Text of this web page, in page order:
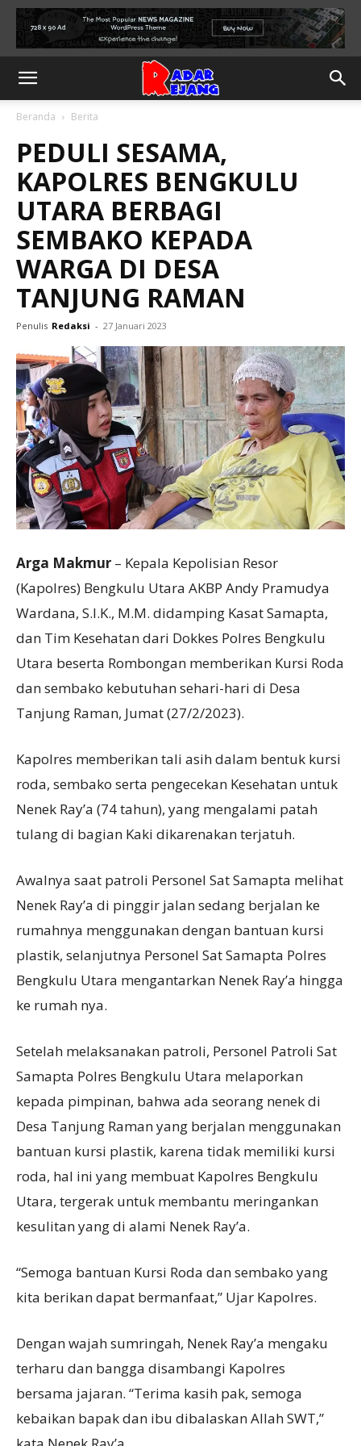
Beranda Berita
PEDULI SESAMA,
KAPOLRES BENGKULU
UTARA BERBAGI
SEMBAKO KEPADA
WARGA DI DESA
TANJUNG RAMAN
Penulis Redaksi - 27 Januari 2023
Arga Makmur – Kepala Kepolisian Resor
(Kapolres) Bengkulu Utara AKBP Andy Pramudya
Wardana, S.I.K., M.M. didamping Kasat Samapta,
dan Tim Kesehatan dari Dokkes Polres Bengkulu
Utara beserta Rombongan memberikan Kursi Roda
dan sembako kebutuhan sehari-hari di Desa
Tanjung Raman, Jumat (27/2/2023).
Kapolres memberikan tali asih dalam bentuk kursi
roda, sembako serta pengecekan Kesehatan untuk
Nenek Ray’a (74 tahun), yang mengalami patah
tulang di bagian Kaki dikarenakan terjatuh.
Awalnya saat patroli Personel Sat Samapta melihat
Nenek Ray’a di pinggir jalan sedang berjalan ke
rumahnya menggunakan dengan bantuan kursi
plastik, selanjutnya Personel Sat Samapta Polres
Bengkulu Utara mengantarkan Nenek Ray’a hingga
ke rumah nya.
Setelah melaksanakan patroli, Personel Patroli Sat
Samapta Polres Bengkulu Utara melaporkan
kepada pimpinan, bahwa ada seorang nenek di
Desa Tanjung Raman yang berjalan menggunakan
bantuan kursi plastik, karena tidak memiliki kursi
roda, hal ini yang membuat Kapolres Bengkulu
Utara, tergerak untuk membantu meringankan
kesulitan yang di alami Nenek Ray’a.
“Semoga bantuan Kursi Roda dan sembako yang
kita berikan dapat bermanfaat,” Ujar Kapolres.
Dengan wajah sumringah, Nenek Ray’a mengaku
terharu dan bangga disambangi Kapolres
bersama jajaran. “Terima kasih pak, semoga
kebaikan bapak dan ibu dibalaskan Allah SWT,”